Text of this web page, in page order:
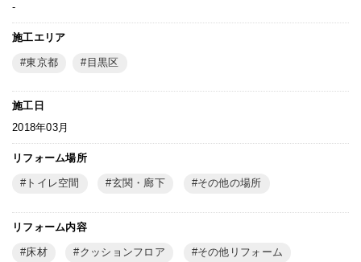
-
施工エリア
東京都 目黒区
施工日
2018年03月
リフォーム場所
トイレ空間 玄関・廊下 その他の場所
リフォーム内容
床材 クッションフロア その他リフォーム